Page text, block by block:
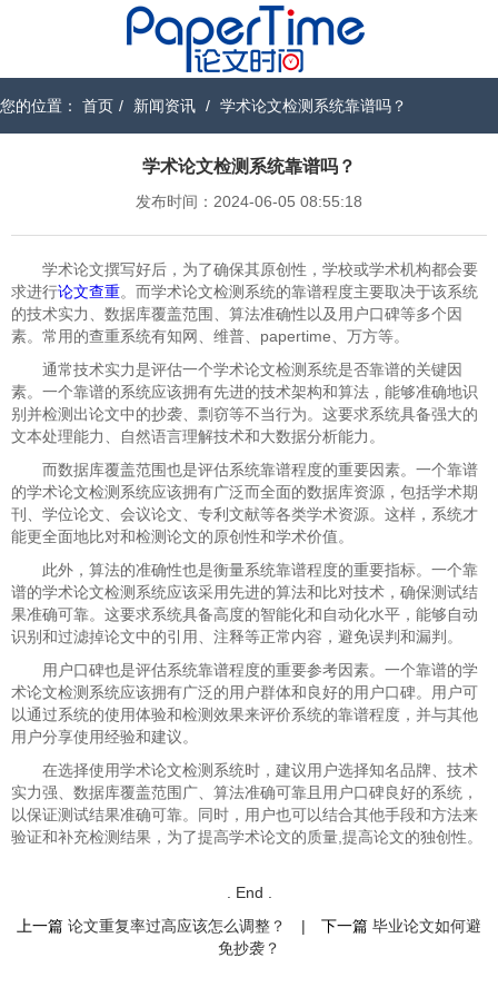
您的位置： 首页 / 新闻资讯 / 学术论文检测系统靠谱吗？
学术论文检测系统靠谱吗？
发布时间：2024-06-05 08:55:18
学术论文撰写好后，为了确保其原创性，学校或学术机构都会要
求进行论文查重。而学术论文检测系统的靠谱程度主要取决于该系统
的技术实力、数据库覆盖范围、算法准确性以及用户口碑等多个因
素。常用的查重系统有知网、维普、papertime、万方等。
通常技术实力是评估一个学术论文检测系统是否靠谱的关键因
素。一个靠谱的系统应该拥有先进的技术架构和算法，能够准确地识
别并检测出论文中的抄袭、剽窃等不当行为。这要求系统具备强大的
文本处理能力、自然语言理解技术和大数据分析能力。
而数据库覆盖范围也是评估系统靠谱程度的重要因素。一个靠谱
的学术论文检测系统应该拥有广泛而全面的数据库资源，包括学术期
刊、学位论文、会议论文、专利文献等各类学术资源。这样，系统才
能更全面地比对和检测论文的原创性和学术价值。
此外，算法的准确性也是衡量系统靠谱程度的重要指标。一个靠
谱的学术论文检测系统应该采用先进的算法和比对技术，确保测试结
果准确可靠。这要求系统具备高度的智能化和自动化水平，能够自动
识别和过滤掉论文中的引用、注释等正常内容，避免误判和漏判。
用户口碑也是评估系统靠谱程度的重要参考因素。一个靠谱的学
术论文检测系统应该拥有广泛的用户群体和良好的用户口碑。用户可
以通过系统的使用体验和检测效果来评价系统的靠谱程度，并与其他
用户分享使用经验和建议。
在选择使用学术论文检测系统时，建议用户选择知名品牌、技术
实力强、数据库覆盖范围广、算法准确可靠且用户口碑良好的系统，
以保证测试结果准确可靠。同时，用户也可以结合其他手段和方法来
验证和补充检测结果，为了提高学术论文的质量,提高论文的独创性。
. End .
上一篇 论文重复率过高应该怎么调整？ | 下一篇 毕业论文如何避
免抄袭？